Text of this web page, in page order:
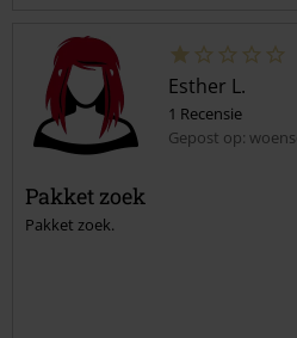
Commentaar versturen
Esther L.
1 Recensie
Gepost op:
Pakket zoek
Pakket zoek.